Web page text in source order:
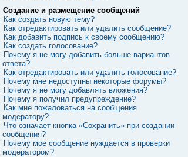
Создание и размещение сообщений
Как создать новую тему?
Как отредактировать или удалить сообщение?
Как добавить подпись к своему сообщению?
Как создать голосование?
Почему я не могу добавить больше вариантов
ответа?
Как отредактировать или удалить голосование?
Почему мне недоступны некоторые форумы?
Почему я не могу добавлять вложения?
Почему я получил предупреждение?
Как мне пожаловаться на сообщения
модератору?
Что означает кнопка «Сохранить» при создании
сообщения?
Почему мое сообщение нуждается в проверки
модератором?